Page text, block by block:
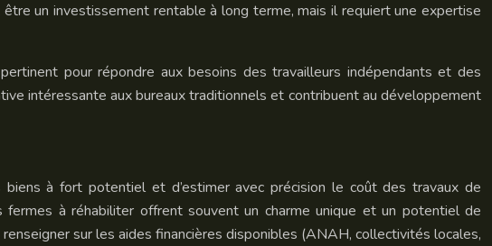
un investissement rentable à long terme, mais il requiert une expertise
pour répondre aux besoins des travailleurs indépendants et des
intéressante aux bureaux traditionnels et contribuent au développement
biens à fort potentiel et d’estimer avec précision le coût des travaux de
à réhabiliter offrent souvent un charme unique et un potentiel de
sur les aides financières disponibles (ANAH, collectivités locales,